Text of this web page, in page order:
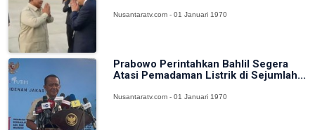
Nusantaratv.com - 01 Januari 1970
Prabowo Perintahkan Bahlil Segera
Atasi Pemadaman Listrik di Sejumlah...
Nusantaratv.com - 01 Januari 1970